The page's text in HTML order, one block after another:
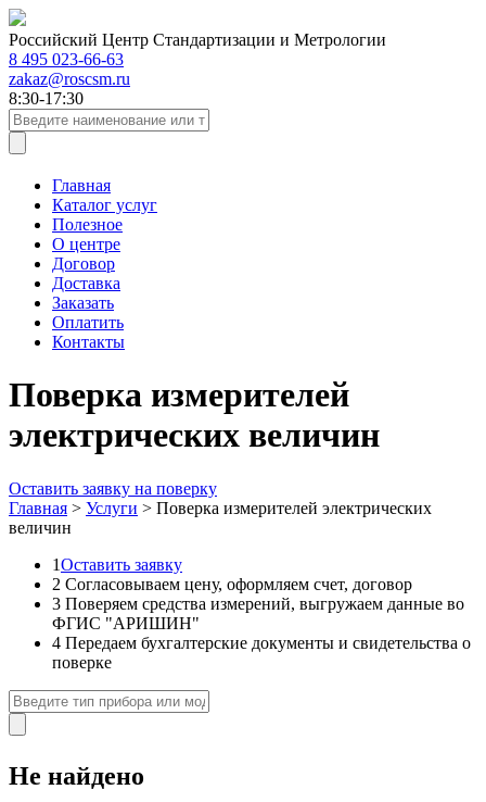
Российский Центр Стандартизации и Метрологии
8 495 023-66-63
zakaz@roscsm.ru
8:30-17:30
Главная
Каталог услуг
Полезное
О центре
Договор
Доставка
Заказать
Оплатить
Контакты
Поверка измерителей
электрических величин
Оставить заявку на поверку
Главная > Услуги > Поверка измерителей электрических
величин
1Оставить заявку
2 Согласовываем цену, оформляем счет, договор
3 Поверяем средства измерений, выгружаем данные во
ФГИС "АРИШИН"
4 Передаем бухгалтерские документы и свидетельства о
поверке
Не найдено